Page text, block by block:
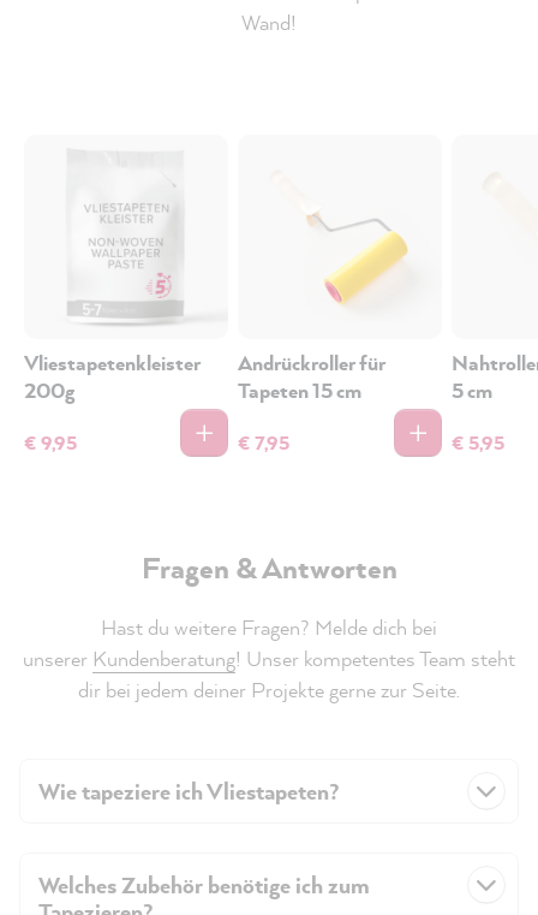
Wand!
Vliestapetenkleister
200g
€ 9,95
Andrückroller für
Tapeten 15 cm
€ 7,95
5 cm
€ 5,95
Fragen & Antworten
Hast du weitere Fragen? Melde dich bei
unserer Kundenberatung! Unser kompetentes Team steht
dir bei jedem deiner Projekte gerne zur Seite.
Wie tapeziere ich Vliestapeten?
Welches Zubehör benötige ich zum